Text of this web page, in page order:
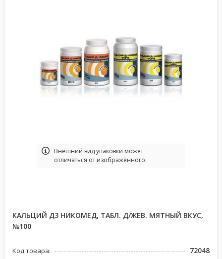
Bнешний вид упаковки может
отличаться от изображённого.
КАЛЬЦИЙ Д3 НИКОМЕД, ТАБЛ. Д/ЖЕВ. МЯТНЫЙ ВКУС,
№100
Код товара: 72048